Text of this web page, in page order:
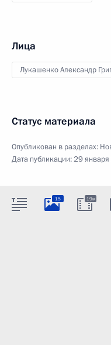
Лица
Лукашенко Александр
Статус материала
Опубликован в разделах:
Дата публикации:29
15 19м